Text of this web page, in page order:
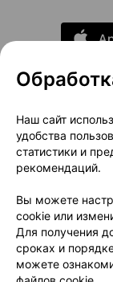
О
Наш сайт
удобства
статистики и
рекомендаций.
Вы можете
cookie или
Для получения
сроках и
можете